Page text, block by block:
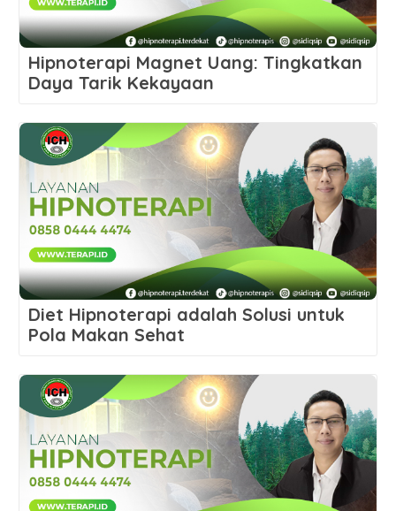
Hipnoterapi Magnet Uang: Tingkatkan
Daya Tarik Kekayaan
Diet Hipnoterapi adalah Solusi untuk
Pola Makan Sehat